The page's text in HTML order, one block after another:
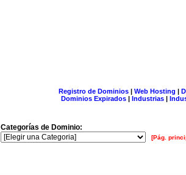
Registro de Dominios| Web Hosting |
Dominios Expirados | Industrias |
Categorías de Dominio:
[Pág.